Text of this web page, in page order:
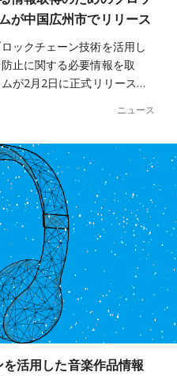
が中国広州市でリリース
ックチェーン技術を活用し
止に関する必要情報を取
が2月2日に正式リリース…
ニュース
を活用した音楽作品情報